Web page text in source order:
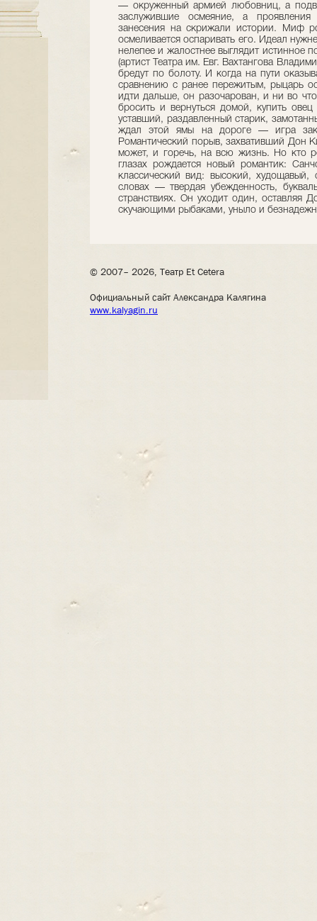
— окруженный армией любовниц, а
заслужившие осмеяние, а
занесения на скрижали истории. Миф
осмеливается оспаривать его. Идеал
нелепее и жалостнее выглядит истинное
(артист Театра им. Евг. Вахтангова
бредут по болоту. И когда на пути
сравнению с ранее пережитым, рыцарь
идти дальше, он разочарован, и ни во
бросить и вернуться домой, купить
уставший, раздавленный старик,
ждал этой ямы на дороге — игра
Романтический порыв, захвативший Дон
может, и горечь, на всю жизнь. Но кто
глазах рождается новый романтик:
классический вид: высокий,
словах — твердая убежденность,
странствиях. Он уходит один, оставляя
скучающими рыбаками, уныло и
© 2007– 2026, Театр Et Cetera
Официальный сайт Александра Калягина
www.kalyagin.ru